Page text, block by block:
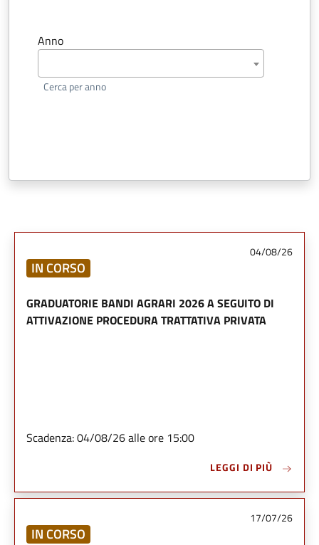
Anno
Cerca per anno
04/08/26
IN CORSO
GRADUATORIE BANDI AGRARI 2026 A SEGUITO DI
ATTIVAZIONE PROCEDURA TRATTATIVA PRIVATA
Scadenza: 04/08/26 alle ore 15:00
LEGGI DI PIÙ
17/07/26
IN CORSO